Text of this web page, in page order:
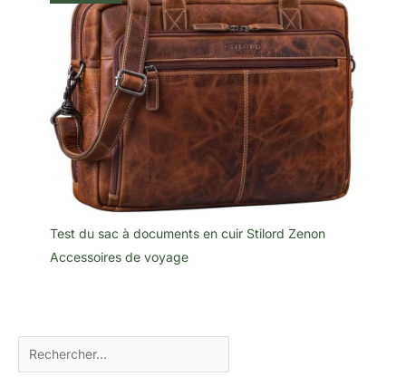
Test du sac à documents en cuir Stilord Zenon
Accessoires de voyage